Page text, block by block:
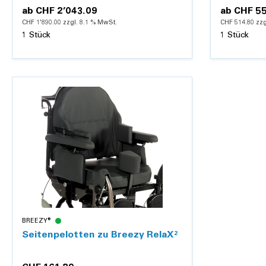
ab CHF 2’043.09
CHF 1’890.00 zzgl. 8.1 % MwSt.
1 Stück
Details
ab CHF
CHF 514.80
1 Stück
BREEZY®
Seitenpelotten zu Breezy RelaX²